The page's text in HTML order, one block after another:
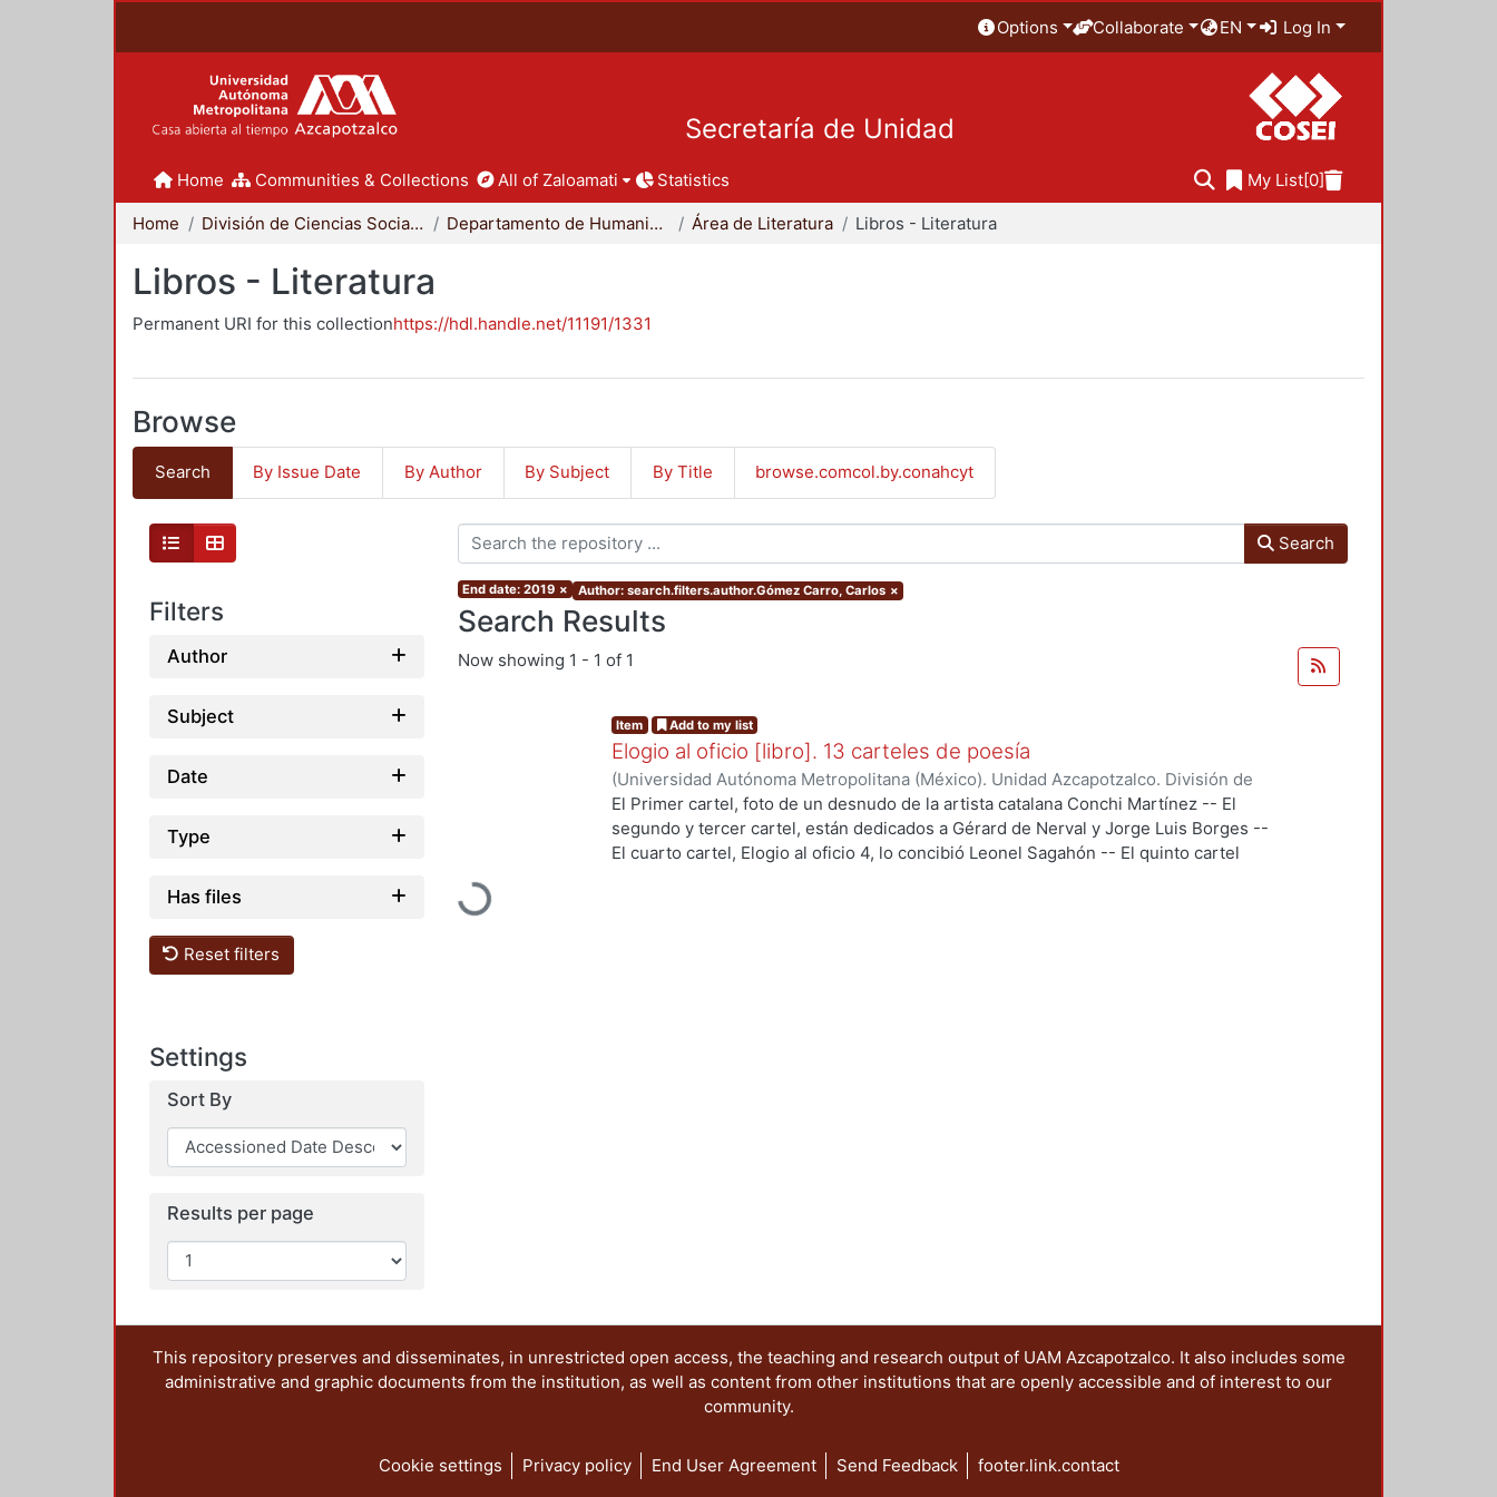
Options Collaborate EN Log In
Secretaría de Unidad
Home Communities & Collections All of Zaloamati Statistics My List[0]
Home División de Ciencias Sociales y Humanidades Departamento de Humanidades Área de Literatura Libros - Literatura
Libros - Literatura
Permanent URI for this collectionhttps://hdl.handle.net/11191/1331
Browse
Search By Issue Date By Author By Subject By Title browse.comcol.by.conahcyt
Filters
Author
Subject
Date
Type
Has files
Reset filters
Settings
Sort By
Results per page
Search
End date: 2019 × Author: search.filters.author.Gómez Carro, Carlos ×
Search Results
Now showing 1 - 1 of 1
Loading...
Item Add to my list
Elogio al oficio [libro]. 13 carteles de poesía
(Universidad Autónoma Metropolitana (México). Unidad Azcapotzalco. División de
Ciencias Sociales y Humanidades.,2013-01)Córdoba, Ramón;Segovia, Ramón;
López Aguilar, Enrique;Rémura, Adriano; Martré, Gonzalo;Backstrom, Gunnar;
Hiroko Ito Sugiyama, Gloria Josephine;López Moreno, Roberto; Maldonado López,
El Primer cartel, foto de un desnudo de la artista catalana Conchi Martínez -- El
segundo y tercer cartel, están dedicados a Gérard de Nerval y Jorge Luis Borges --
El cuarto cartel, Elogio al oficio 4, lo concibió Leonel Sagahón -- El quinto cartel
This repository preserves and disseminates, in unrestricted open access, the teaching and research output of UAM Azcapotzalco. It also includes some
administrative and graphic documents from the institution, as well as content from other institutions that are openly accessible and of interest to our
community.
Cookie settings Privacy policy End User Agreement Send Feedback footer.link.contact